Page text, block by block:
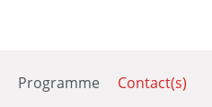
Programme Contact(s)